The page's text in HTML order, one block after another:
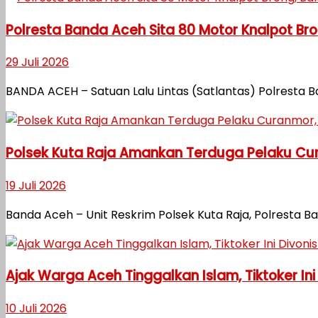
Polresta Banda Aceh Sita 80 Motor Knalpot
29 Juli 2026
BANDA ACEH – Satuan Lalu Lintas (Satlantas)
Polsek Kuta Raja Amankan Terduga Pelaku
19 Juli 2026
Banda Aceh – Unit Reskrim Polsek Kuta Raja,
Ajak Warga Aceh Tinggalkan Islam, Tiktoker Ini
10 Juli 2026